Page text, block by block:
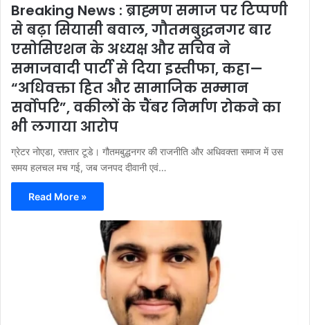
Breaking News : ब्राह्मण समाज पर टिप्पणी
से बढ़ा सियासी बवाल, गौतमबुद्धनगर बार
एसोसिएशन के अध्यक्ष और सचिव ने
समाजवादी पार्टी से दिया इस्तीफा, कहा—
“अधिवक्ता हित और सामाजिक सम्मान
सर्वोपरि”, वकीलों के चैंबर निर्माण रोकने का
भी लगाया आरोप
ग्रेटर नोएडा, रफ़्तार टूडे। गौतमबुद्धनगर की राजनीति और अधिवक्ता समाज में उस
समय हलचल मच गई, जब जनपद दीवानी एवं…
Read More »